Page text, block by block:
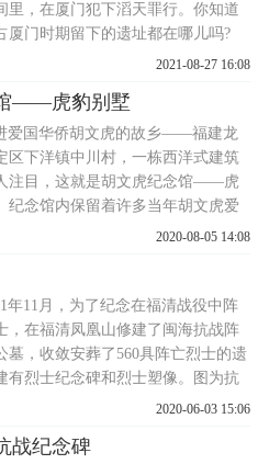
里，在厦门犯下滔天罪行。你知道
厦门时期留下的遗址都在哪儿吗?
门联络部1939年3月，日本建立兴亚
军事务，直属日本兴亚院总部领
门特别市政府也听命于它。厦门联
有
2021-08-27 16:08
——虎豹别墅
爱国华侨胡文虎的故乡——福建龙
区下洋镇中川村，一栋西洋式建筑
注目，这就是胡文虎纪念馆——虎
纪念馆内保留着许多当年胡文虎爱
图文资料，每天都吸引着许多人前
解，抗日战争爆发后，面对祖国遭
，永定的许多爱国华侨纷纷站出来
抗战，胡文虎就是 ...
2020-08-05 14:08
年11月，为了纪念在福清战役中阵
，在福清凤凰山修建了闽海抗战阵
墓，收敛安葬了560具阵亡烈士的遗
有烈士纪念碑和烈士塑像。图为抗
民纪念碑。 在闽海第一次抗战中，
止日寇侵入闽江口，在与日军血战
2020-06-03 15:06
战纪念碑